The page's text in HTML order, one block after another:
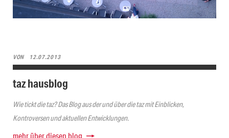
VON 12.07.2013
taz hausblog
Wie tickt die taz? Das Blog aus der und über die taz mit Einblicken,
Kontroversen und aktuellen Entwicklungen.
mehr über diesen blog